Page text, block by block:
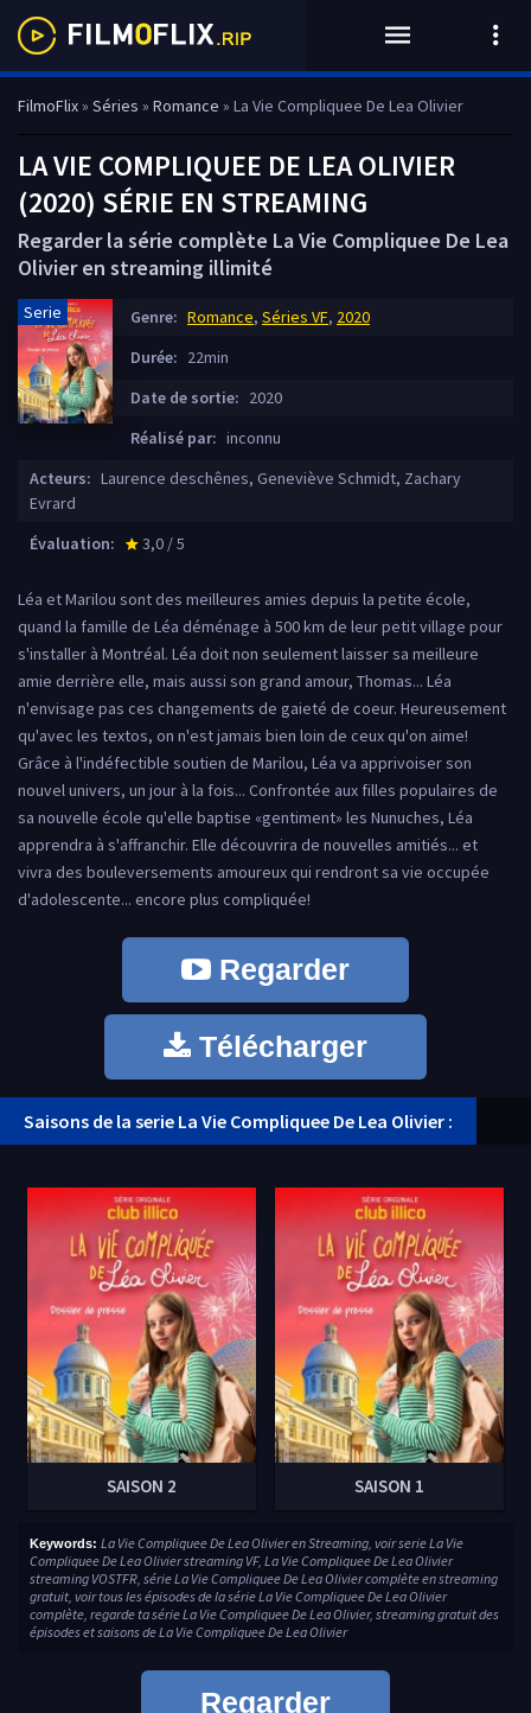
FilmoFlix» Séries » Romance » La Vie Compliquee De Lea Olivier
LA VIE COMPLIQUEE DE LEA OLIVIER
(2020) SÉRIE EN STREAMING
Regarder la série complète La Vie Compliquee De Lea
Olivier en streaming illimité
Serie Genre: Romance, Séries VF, 2020
Durée: 22min
Date de sortie: 2020
Réalisé par: inconnu
Acteurs: Laurence deschênes, Geneviève Schmidt, Zachary
Evrard
Évaluation:
star_rate
3,0 / 5
Léa et Marilou sont des meilleures amies depuis la petite école,
quand la famille de Léa déménage à 500 km de leur petit village pour
s'installer à Montréal. Léa doit non seulement laisser sa meilleure
amie derrière elle, mais aussi son grand amour, Thomas... Léa
n'envisage pas ces changements de gaieté de coeur. Heureusement
qu'avec les textos, on n'est jamais bien loin de ceux qu'on aime!
Grâce à l'indéfectible soutien de Marilou, Léa va apprivoiser son
nouvel univers, un jour à la fois... Confrontée aux filles populaires de
sa nouvelle école qu'elle baptise «gentiment» les Nunuches, Léa
apprendra à s'affranchir. Elle découvrira de nouvelles amitiés... et
vivra des bouleversements amoureux qui rendront sa vie occupée
d'adolescente... encore plus compliquée!
Regarder
Télécharger
Saisons de la serie La Vie Compliquee De Lea Olivier :
SAISON 2 SAISON 1
Keywords: La Vie Compliquee De Lea Olivier en Streaming, voir serie La Vie
Compliquee De Lea Olivier streaming VF, La Vie Compliquee De Lea Olivier
streaming VOSTFR, série La Vie Compliquee De Lea Olivier complète en streaming
gratuit, voir tous les épisodes de la série La Vie Compliquee De Lea Olivier
complète, regarde ta série La Vie Compliquee De Lea Olivier, streaming gratuit des
épisodes et saisons de La Vie Compliquee De Lea Olivier
Regarder